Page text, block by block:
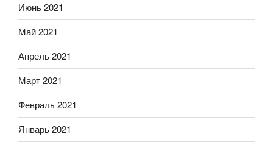
Июнь 2021
Май 2021
Апрель 2021
Март 2021
Февраль 2021
Январь 2021